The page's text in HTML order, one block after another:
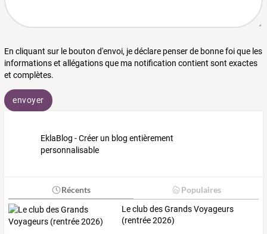
En cliquant sur le bouton d'envoi, je déclare penser de bonne foi que les
informations et allégations que ma notification contient sont exactes
et complètes.
envoyer
EklaBlog - Créer un blog entièrement
personnalisable
Récents Populaires
Le club des Grands Voyageurs
(rentrée 2026)